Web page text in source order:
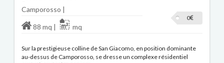
Camporosso |
0
88 mq | mq
Sur la prestigieuse colline de San Giacomo, en position dominante
au-dessus de Camporosso, se dresse un complexe résidentiel